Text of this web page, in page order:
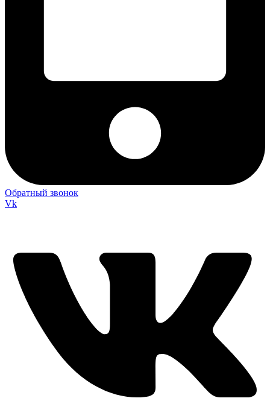
Обратный звонок
Vk